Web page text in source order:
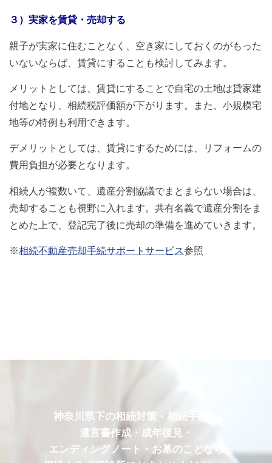
３）実家を賃貸・売却する
親子が実家に住むことなく、空き家にしておくのがもった
いないならば、賃貸にすることも検討してみます。
メリットとしては、賃貸にすることで自宅の土地は貸家建
付地となり、相続税評価額が下がります。また、小規模宅
地等の特例も利用できます。
デメリットとしては、賃貸にするためには、リフォームの
費用負担が必要となります。
相続人が複数いて、遺産分割協議でまとまらない場合は、
売却することも視野に入れます。共有名義で遺産分割をま
とめた上で、登記完了後に売却の準備を進めていきます。
※相続不動産売却手続サポートサービス参照
神奈川県下の相続対策・相続手続・
遺言書作成・成年後見・
エンディングノート・お墓のことなら